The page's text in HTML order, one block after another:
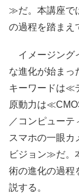
≫だ。本講座で
の過程を踏まえ
イメージング
な進化が始まっ
キーワードは≪
原動力は
／コンピュー
スマホの一眼
ビジョン≫だ。
術の進化の過程
説する。